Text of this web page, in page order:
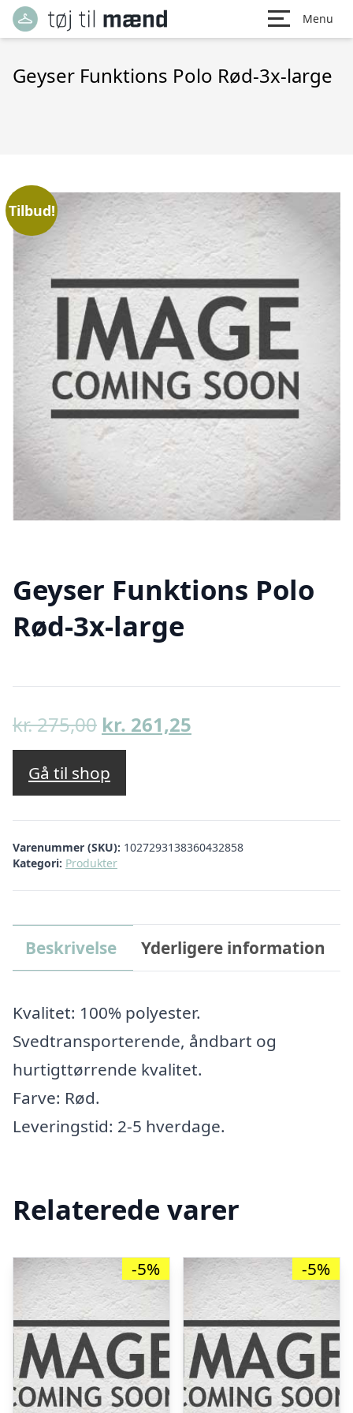
Menu
Geyser Funktions Polo Rød-3x-large
Tilbud!
Geyser Funktions Polo
Rød-3x-large
kr.275,00 Den
oprindelige
pris
var:
kr. 275,00.
kr. 261,25
kr. 261,25.
Gå til shop
Varenummer (SKU): 1027293138360432858
Kategori: Produkter
Beskrivelse Yderligere information
Kvalitet: 100% polyester.
Svedtransporterende, åndbart og
hurtigttørrende kvalitet.
Farve: Rød.
Leveringstid: 2-5 hverdage.
Relaterede varer
-5% -5%